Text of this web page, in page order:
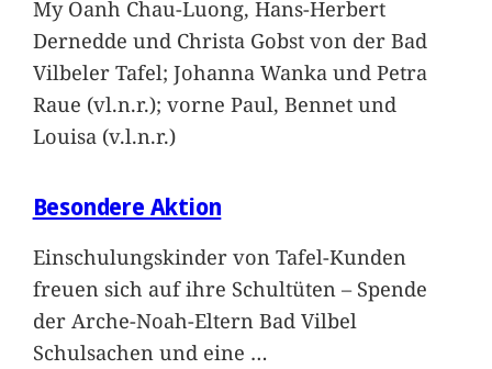
My Oanh Chau-Luong, Hans-Herbert
Dernedde und Christa Gobst von der Bad
Vilbeler Tafel; Johanna Wanka und Petra
Raue (vl.n.r.); vorne Paul, Bennet und
Louisa (v.l.n.r.)
Besondere Aktion
Einschulungskinder von Tafel-Kunden
freuen sich auf ihre Schultüten – Spende
der Arche-Noah-Eltern Bad Vilbel
Schulsachen und eine …